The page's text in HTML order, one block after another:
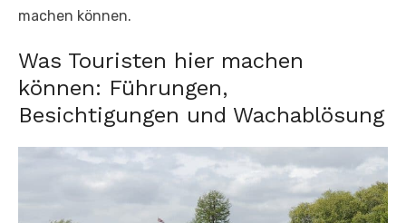
machen können.
Was Touristen hier machen
können: Führungen,
Besichtigungen und Wachablösung